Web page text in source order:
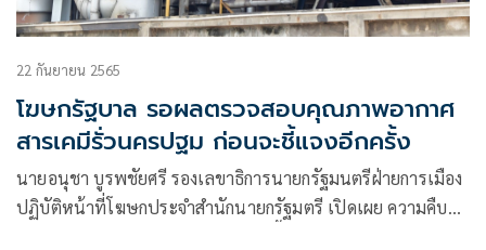
22 กันยายน 2565
โฆษกรัฐบาล รอผลตรวจสอบคุณภาพอากาศ
สารเคมีรั่วนครปฐม ก่อนจะชี้แจงอีกครั้ง
นายอนุชา บูรพชัยศรี รองเลขาธิการนายกรัฐมนตรีฝ่ายการเมือง
ปฏิบัติหน้าที่โฆษกประจำสำนักนายกรัฐมตรี เปิดเผย ความคืบ